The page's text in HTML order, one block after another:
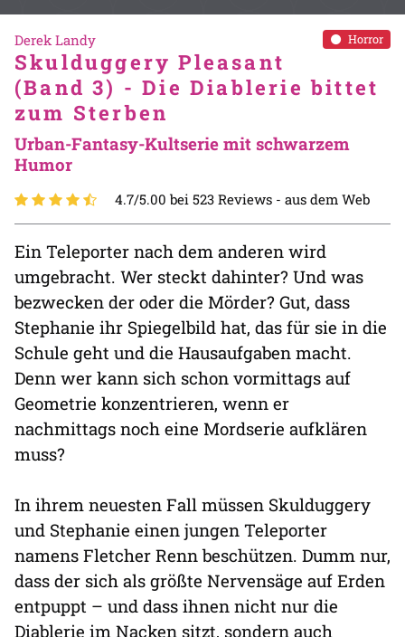
Horror
Derek Landy
Skulduggery Pleasant
(Band 3) - Die Diablerie bittet
zum Sterben
Urban-Fantasy-Kultserie mit schwarzem
Humor
4.7/5.00 bei 523 Reviews - aus dem Web
Ein Teleporter nach dem anderen wird
umgebracht. Wer steckt dahinter? Und was
bezwecken der oder die Mörder? Gut, dass
Stephanie ihr Spiegelbild hat, das für sie in die
Schule geht und die Hausaufgaben macht.
Denn wer kann sich schon vormittags auf
Geometrie konzentrieren, wenn er
nachmittags noch eine Mordserie aufklären
muss?
In ihrem neuesten Fall müssen Skulduggery
und Stephanie einen jungen Teleporter
namens Fletcher Renn beschützen. Dumm nur,
dass der sich als größte Nervensäge auf Erden
entpuppt – und dass ihnen nicht nur die
Diablerie im Nacken sitzt, sondern auch